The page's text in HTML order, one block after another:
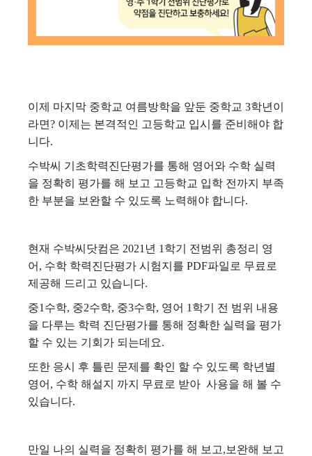
이제 마지막 중학교 여름방학을 앞둔 중학교 3학년이
라면? 이제는 본격적인 고등학교 입시를 준비해야 합
니다.
수박씨 기초학력진단평가를 통해 영어와 수학 실력
을 정확히 평가를 해 보고 고등학교 입학 전까지 부족
한 부분을 보완할 수 있도록 노력해야 합니다.
현재 수박씨닷컴은 2021년 1학기 전범위 총정리 영
어, 수학 학력진단평가 시험지를 PDF파일로 무료로
제공해 드리고 있습니다.
중1수학, 중2수학, 중3수학, 영어 1학기 전 범위 내용
을 다루는 학력 진단평가를 통해 정확한 실력을 평가
할 수 있는 기회가 되는데요.
또한 응시 후 틀린 문제를 확인 할 수 있도록 학년별
영어, 수학 해설지 까지 무료로 받아 사용을 해 볼 수
있습니다.
만일 나의 실력을 정확히 평가를 해 보고,보완해 보고